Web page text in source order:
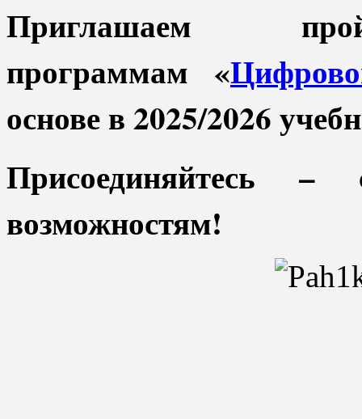
Приглашаем
программам «
основе в 2025/2026
Присоединяйтесь
возможностям!